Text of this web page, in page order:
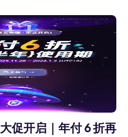
促开启｜年付 6 折再